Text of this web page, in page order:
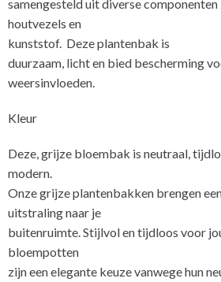
samengesteld uit diverse componenten
houtvezels en
kunststof. Deze plantenbak is
duurzaam, licht en bied bescherming
weersinvloeden.
Kleur
Deze, grijze bloembak is neutraal,
modern.
Onze grijze plantenbakken brengen
uitstraling naar je
buitenruimte. Stijlvol en tijdloos voor
bloempotten
zijn een elegante keuze vanwege hun